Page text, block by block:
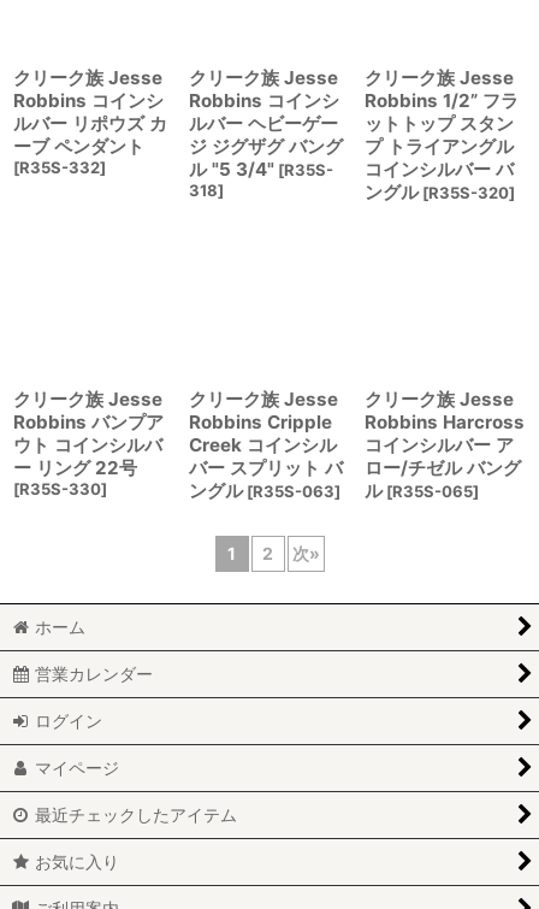
クリーク族 Jesse
Robbins コインシ
ルバー リポウズ カ
ーブ ペンダント
[R35S-332]
クリーク族 Jesse
Robbins コインシ
ルバー ヘビーゲー
ジ ジグザグ バング
ル "5 3/4" [R35S-
318]
クリーク族 Jesse
Robbins 1/2” フラ
ットトップ スタン
プ トライアングル
コインシルバー バ
ングル [R35S-320]
クリーク族 Jesse
Robbins バンプア
ウト コインシルバ
ー リング 22号
[R35S-330]
クリーク族 Jesse
Robbins Cripple
Creek コインシル
バー スプリット バ
ングル [R35S-063]
クリーク族 Jesse
Robbins Harcross
コインシルバー ア
ロー/チゼル バング
ル [R35S-065]
1 2 次»
ホーム
営業カレンダー
ログイン
マイページ
最近チェックしたアイテム
お気に入り